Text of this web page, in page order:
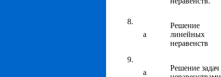
а
Решение
линейных
неравенств
а
Решение задач